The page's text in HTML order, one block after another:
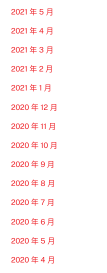
2021 年 5 月
2021 年 4 月
2021 年 3 月
2021 年 2 月
2021 年 1 月
2020 年 12 月
2020 年 11 月
2020 年 10 月
2020 年 9 月
2020 年 8 月
2020 年 7 月
2020 年 6 月
2020 年 5 月
2020 年 4 月